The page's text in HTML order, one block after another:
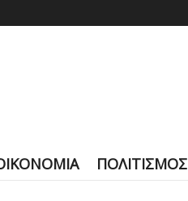
ΠΟΛΙΤΙΣΜΟΣ